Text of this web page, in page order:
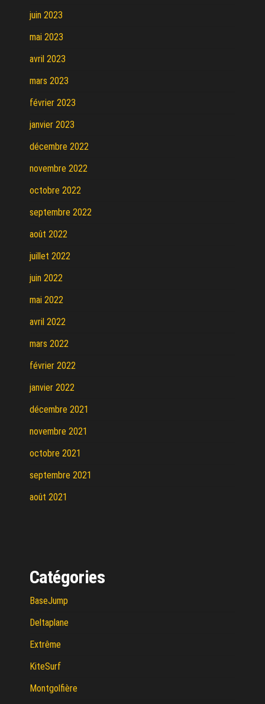
juin 2023
mai 2023
avril 2023
mars 2023
février 2023
janvier 2023
décembre 2022
novembre 2022
octobre 2022
septembre 2022
août 2022
juillet 2022
juin 2022
mai 2022
avril 2022
mars 2022
février 2022
janvier 2022
décembre 2021
novembre 2021
octobre 2021
septembre 2021
août 2021
Catégories
BaseJump
Deltaplane
Extrême
KiteSurf
Montgolfière